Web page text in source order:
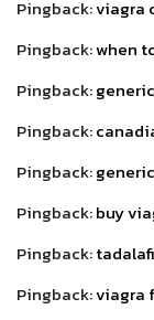
Pingback:viagra
Pingback:when
Pingback:
Pingback:
Pingback:
Pingback:buy
Pingback:
Pingback:viagra